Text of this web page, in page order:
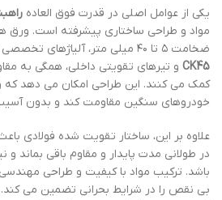
یکی از عوامل اصلی در قدرت فوق العاده
مواد و طراحی ساختاری پیشرفته است. ورق
ضخامت ۵ تا ۴۰ میلی متر، آلیاژهای تخصصی مانند
CK45 و تیرهای تقویتی داخلی، همگی به
کمک می کنند. این طراحی امکان می دهد که
خودروهای سنگین مقاومت کند و بدون
علاوه بر این، ساختار تقویت شده فولادی
در طولانی مدت پایدار و مقاوم باقی بماند و
باشد. ترکیب مواد با کیفیت و طراحی مهندسی
بی نقص را در شرایط بحرانی تضمین می